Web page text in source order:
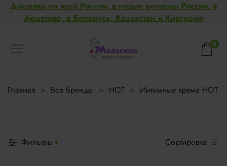
Доставка по всей России, в новые регионы России, в
Армению, в Беларусь, Казахстан и Киргизию
0
Главная Все бренды HOT Интимные крема HOT
Фильтры Сортировка